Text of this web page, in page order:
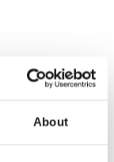
About
personvern.
er